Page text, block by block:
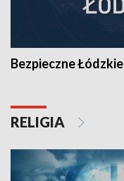
Bezpieczne Łódzkie
RELIGIA